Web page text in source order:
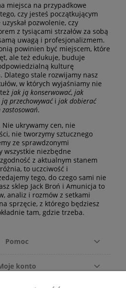
miejsca na przypadkowe
czy jesteś początkującym
pozwolenie, czy
z tysiącami strzałów za sobą
uwagą i profesjonalizmem.
powinien być miejscem, które
ale też edukuje, buduje
kulturę
Dlatego stale rozwijamy nasz
w których wyjaśniamy nie
jak ją konserwować, jak
przechowywaći jak dobierać
.
ukrywamy cen, nie
nie tworzymy sztucznego
ze sprawdzonymi
wszystkie niezbędne
z aktualnym stanem
to uczciwość i
tego, do czego sami nie
sklep Jack Broń i Amunicja to
analiz i rozmów z setkami
sprzęcie, z którego będziesz
tam, gdzie trzeba.
Pomoc
konto